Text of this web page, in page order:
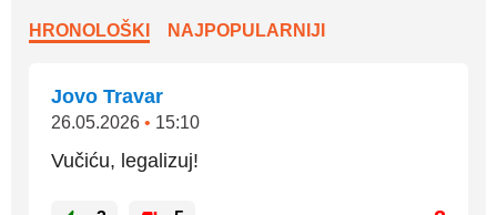
HRONOLOŠKI NAJPOPULARNIJI
Jovo Travar
26.05.2026 • 15:10
Vučiću, legalizuj!